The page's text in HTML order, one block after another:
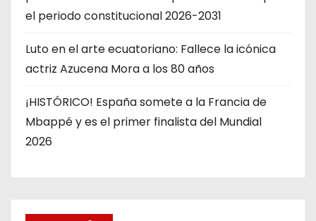
el periodo constitucional 2026-2031
Luto en el arte ecuatoriano: Fallece la icónica
actriz Azucena Mora a los 80 años
¡HISTÓRICO! España somete a la Francia de
Mbappé y es el primer finalista del Mundial
2026